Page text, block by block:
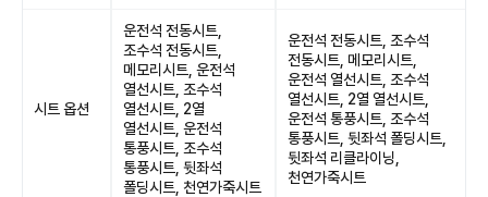
시트 옵션
운전석 전동시트,
조수석 전동시트,
메모리시트, 운전석
열선시트, 조수석
열선시트, 2열
열선시트, 운전석
통풍시트, 조수석
통풍시트, 뒷좌석
폴딩시트, 천연가죽시트
운전석 전동시트, 조수석
전동시트, 메모리시트,
운전석 열선시트, 조수석
열선시트, 2열 열선시트,
운전석 통풍시트, 조수석
통풍시트, 뒷좌석 폴딩시트,
뒷좌석 리클라이닝,
천연가죽시트